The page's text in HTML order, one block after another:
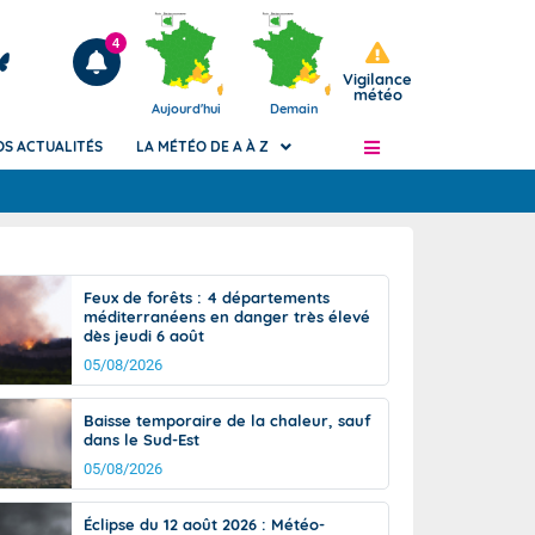
Articles
4
Aujourd'hui Demain
Vigilance
météo
de
Phénomènes dangereux de J+2 à J+7
Avertissement pluies intenses à l'échelle
des communes (Apic)
Bulletins Marine
Bulletins d'estimation du risque
d'avalanche
Météo des forêts
Vigicrues
ACTUALITÉS LA MÉTÉO DE A À Z
Feux de forêts : 4 départements
méditerranéens en danger très élevé
dès jeudi 6 août
05/08/2026
Baisse temporaire de la chaleur, sauf
dans le Sud-Est
05/08/2026
Éclipse du 12 août 2026 : Météo-